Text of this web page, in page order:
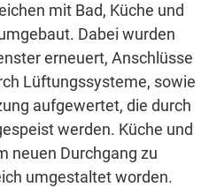
mit Bad, Küche und
Dabei wurden
erneuert, Anschlüsse
Lüftungssysteme, sowie
aufgewertet, die durch
werden. Küche und
neuen Durchgang zu
umgestaltet worden.